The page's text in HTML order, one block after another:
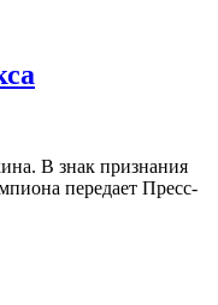
В знак признания
передает Пресс-